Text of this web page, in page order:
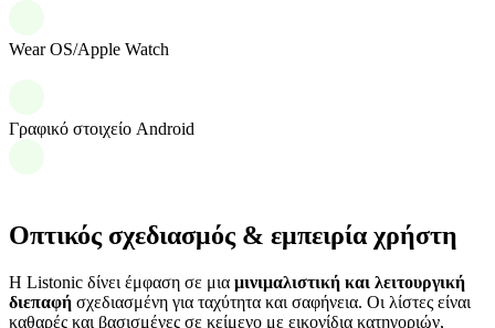
Wear OS/Apple Watch
Γραφικό στοιχείο Android
Οπτικός σχεδιασμός & εμπειρία χρήστη
Η Listonic δίνει έμφαση σε μια μινιμαλιστική και λειτουργική
διεπαφή σχεδιασμένη για ταχύτητα και σαφήνεια. Οι λίστες είναι
καθαρές και βασισμένες σε κείμενο με εικονίδια κατηγοριών,